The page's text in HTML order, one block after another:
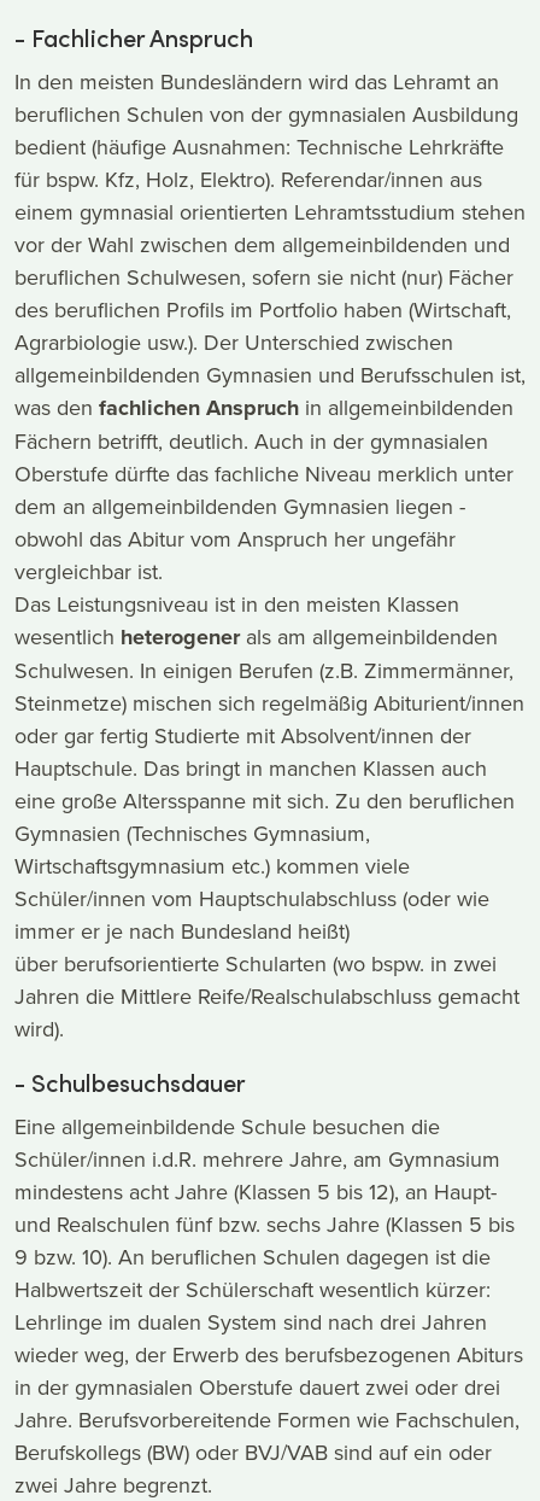
- Fachlicher Anspruch
In den meisten Bundesländern wird das Lehramt an
beruflichen Schulen von der gymnasialen Ausbildung
bedient (häufige Ausnahmen: Technische Lehrkräfte
für bspw. Kfz, Holz, Elektro). Referendar/innen aus
einem gymnasial orientierten Lehramtsstudium stehen
vor der Wahl zwischen dem allgemeinbildenden und
beruflichen Schulwesen, sofern sie nicht (nur) Fächer
des beruflichen Profils im Portfolio haben (Wirtschaft,
Agrarbiologie usw.). Der Unterschied zwischen
allgemeinbildenden Gymnasien und Berufsschulen ist,
was den fachlichen Anspruch in allgemeinbildenden
Fächern betrifft, deutlich. Auch in der gymnasialen
Oberstufe dürfte das fachliche Niveau merklich unter
dem an allgemeinbildenden Gymnasien liegen -
obwohl das Abitur vom Anspruch her ungefähr
vergleichbar ist.
Das Leistungsniveau ist in den meisten Klassen
wesentlich heterogenerals am allgemeinbildenden
Schulwesen. In einigen Berufen (z.B. Zimmermänner,
Steinmetze) mischen sich regelmäßig Abiturient/innen
oder gar fertig Studierte mit Absolvent/innen der
Hauptschule. Das bringt in manchen Klassen auch
eine große Altersspanne mit sich. Zu den beruflichen
Gymnasien (Technisches Gymnasium,
Wirtschaftsgymnasium etc.) kommen viele
Schüler/innen vom Hauptschulabschluss (oder wie
immer er je nach Bundesland heißt)
über berufsorientierte Schularten (wo bspw. in zwei
Jahren die Mittlere Reife/Realschulabschluss gemacht
wird).
- Schulbesuchsdauer
Eine allgemeinbildende Schule besuchen die
Schüler/innen i.d.R. mehrere Jahre, am Gymnasium
mindestens acht Jahre (Klassen 5 bis 12), an Haupt-
und Realschulen fünf bzw. sechs Jahre (Klassen 5 bis
9 bzw. 10). An beruflichen Schulen dagegen ist die
Halbwertszeit der Schülerschaft wesentlich kürzer:
Lehrlinge im dualen System sind nach drei Jahren
wieder weg, der Erwerb des berufsbezogenen Abiturs
in der gymnasialen Oberstufe dauert zwei oder drei
Jahre. Berufsvorbereitende Formen wie Fachschulen,
Berufskollegs (BW) oder BVJ/VAB sind auf ein oder
zwei Jahre begrenzt.